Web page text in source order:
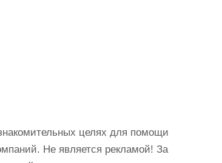
целях для помощи
Не является рекламой! За